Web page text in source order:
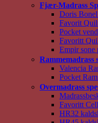
Fjær-Madrass
Doris
Favorit
Pocket
Favoritt
Empir sone
Rammemadrass
Valencia
Pocket
Overmadrass
Favoritt
HR32